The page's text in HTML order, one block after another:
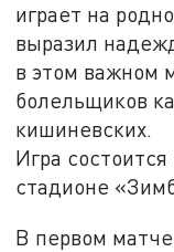
играет на
выразил
в этом важном
болельщиков
кишиневских.
Игра
стадионе
В первом